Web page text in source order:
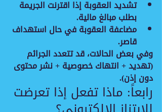
تشديد العقوبة إذا اقترنت الجريمة
بطلب مبالغ مالية.
مضاعفة العقوبة في حال استهداف
قاصر.
وفي بعض الحالات، قد تتعدد الجرائم
(تهديد + انتهاك خصوصية + نشر محتوى
دون إذن).
رابعاً: ماذا تفعل إذا تعرضت